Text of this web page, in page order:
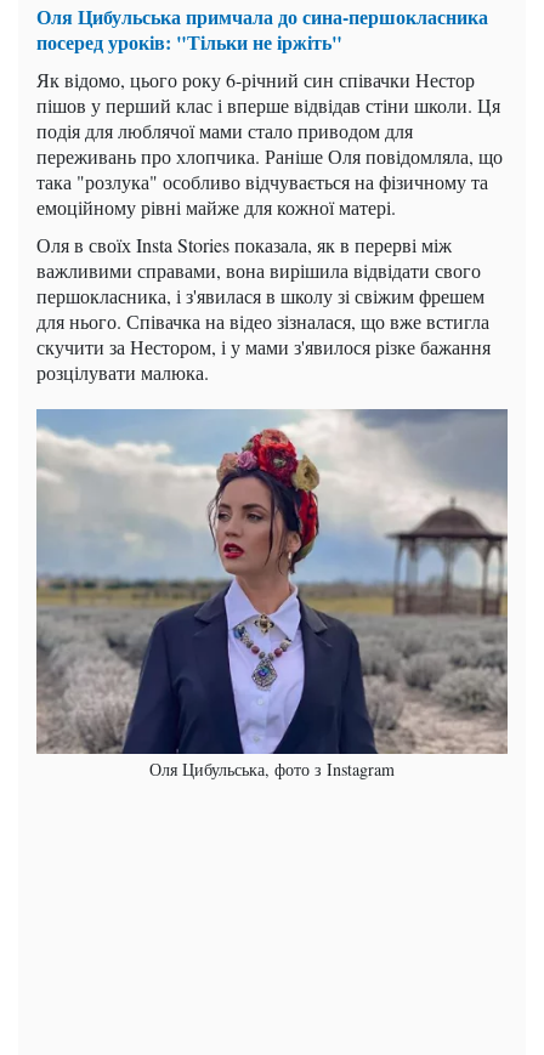
Оля Цибульська примчала до сина-першокласника
посеред уроків: "Тільки не іржіть"
Як відомо, цього року 6-річний син співачки Нестор
пішов у перший клас і вперше відвідав стіни школи. Ця
подія для люблячої мами стало приводом для
переживань про хлопчика. Раніше Оля повідомляла, що
така "розлука" особливо відчувається на фізичному та
емоційному рівні майже для кожної матері.
Оля в своїх Insta Stories показала, як в перерві між
важливими справами, вона вирішила відвідати свого
першокласника, і з'явилася в школу зі свіжим фрешем
для нього. Співачка на відео зізналася, що вже встигла
скучити за Нестором, і у мами з'явилося різке бажання
розцілувати малюка.
Оля Цибульська, фото з Instagram